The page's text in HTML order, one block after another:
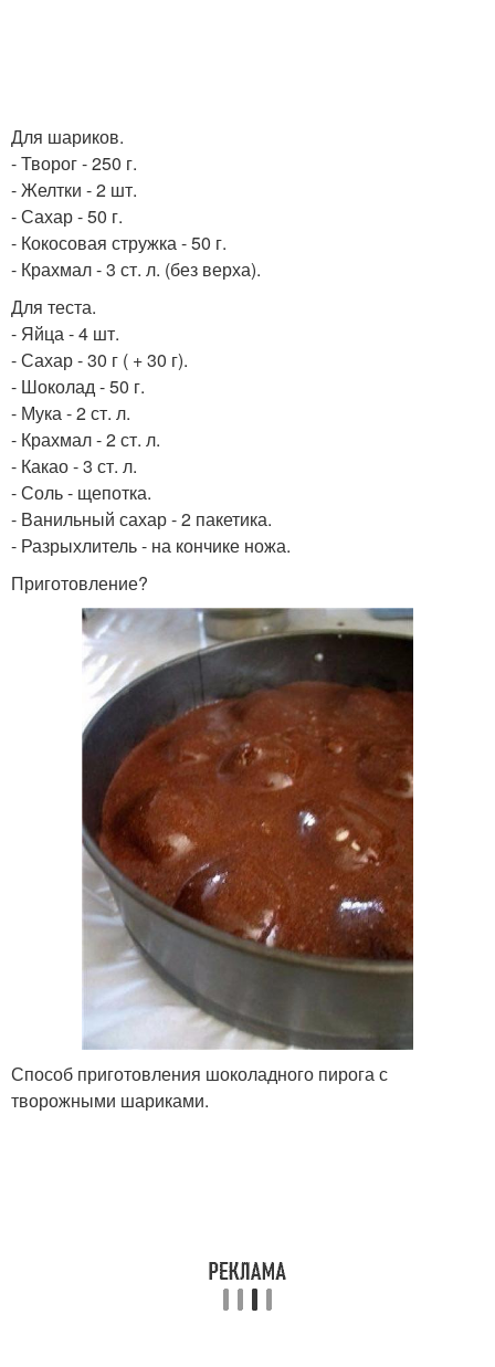
Для шариков.
- Творог - 250 г.
- Желтки - 2 шт.
- Сахар - 50 г.
- Кокосовая стружка - 50 г.
- Крахмал - 3 ст. л. (без верха).
Для теста.
- Яйца - 4 шт.
- Сахар - 30 г ( + 30 г).
- Шоколад - 50 г.
- Мука - 2 ст. л.
- Крахмал - 2 ст. л.
- Какао - 3 ст. л.
- Соль - щепотка.
- Ванильный сахар - 2 пакетика.
- Разрыхлитель - на кончике ножа.
Приготовление?
Способ приготовления шоколадного пирога с
творожными шариками.